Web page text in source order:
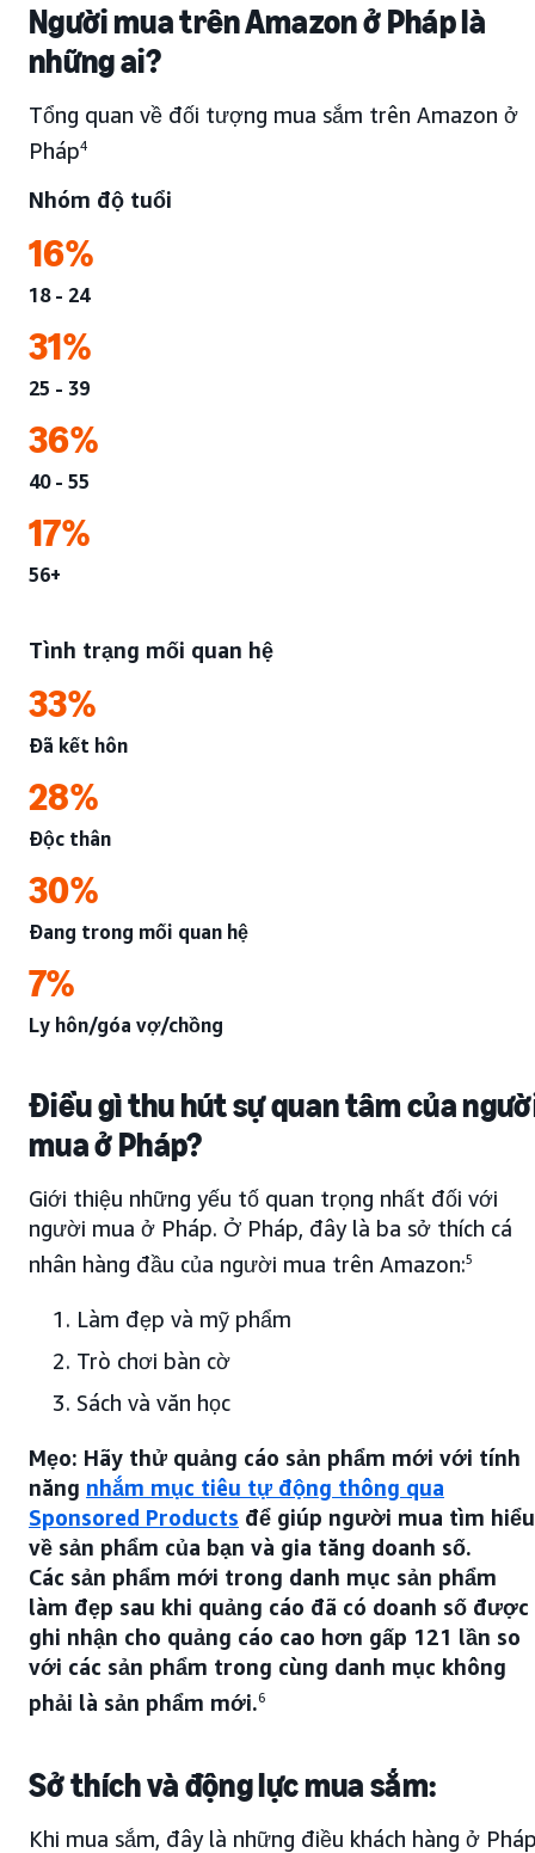
Người mua trên Amazon ở Pháp là
những ai?
Tổng quan về đối tượng mua sắm trên Amazon ở
Pháp4
Nhóm độ tuổi
16%
18 - 24
31%
25 - 39
36%
40 - 55
17%
56+
Tình trạng mối quan hệ
33%
Đã kết hôn
28%
Độc thân
30%
Đang trong mối quan hệ
7%
Ly hôn/góa vợ/chồng
Điều gì thu hút sự quan tâm của
mua ở Pháp?
Giới thiệu những yếu tố quan trọng nhất đối với
người mua ở Pháp. Ở Pháp, đây là ba sở thích cá
nhân hàng đầu của người mua trên Amazon:5
Làm đẹp và mỹ phẩm
Trò chơi bàn cờ
Sách và văn học
Mẹo: Hãy thử quảng cáo sản phẩm mới với tính
năng nhắm mục tiêu tự động thông qua
Sponsored Products để giúp người mua tìm hiểu
về sản phẩm của bạn và gia tăng doanh số.
Các sản phẩm mới trong danh mục sản phẩm
làm đẹp sau khi quảng cáo đã có doanh số được
ghi nhận cho quảng cáo cao hơn gấp 121 lần so
với các sản phẩm trong cùng danh mục không
phải là sản phẩm mới.6
Sở thích và động lực mua sắm:
Khi mua sắm, đây là những điều khách hàng ở